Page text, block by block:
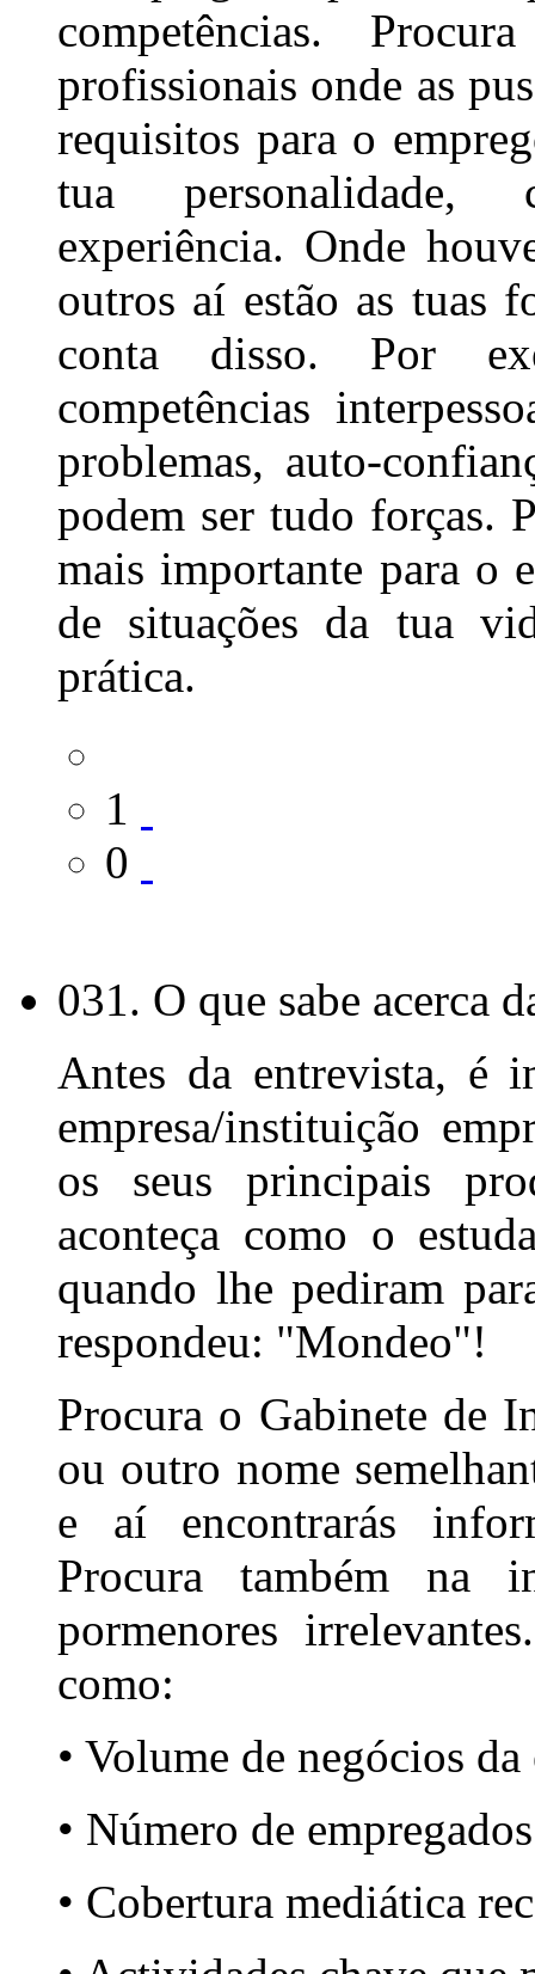
competências.
profissionais onde as
requisitos para o
tua personalidade,
experiência. Onde
outros aí estão as tuas
conta disso. Por
competências
problemas, auto-
podem ser tudo forças.
mais importante para o
de situações da tua
prática.
1
0
031. O que sabe acerca
Antes da entrevista, é
empresa/instituição
os seus principais
aconteça como o
quando lhe pediram
respondeu: "Mondeo"!
Procura o Gabinete de
ou outro nome
e aí encontrarás
Procura também na
pormenores
como:
• Volume de negócios da
• Número de empregados
• Cobertura mediática